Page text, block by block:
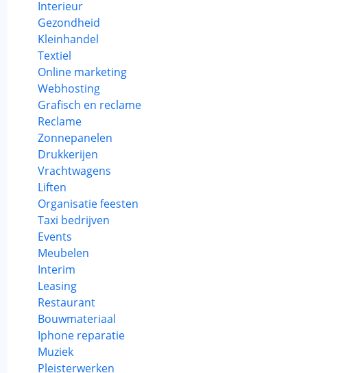
Interieur
Gezondheid
Kleinhandel
Textiel
Online marketing
Webhosting
Grafisch en reclame
Reclame
Zonnepanelen
Drukkerijen
Vrachtwagens
Liften
Organisatie feesten
Taxi bedrijven
Events
Meubelen
Interim
Leasing
Restaurant
Bouwmateriaal
Iphone reparatie
Muziek
Pleisterwerken